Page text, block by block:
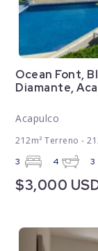
Ocean Font,
Diamante,
Acapulco
212m² Terreno -
3 4 3
$3,000